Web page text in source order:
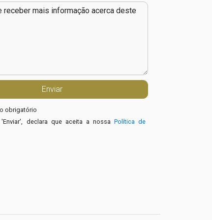
obrigatório
declara que aceita a nossaPolítica de